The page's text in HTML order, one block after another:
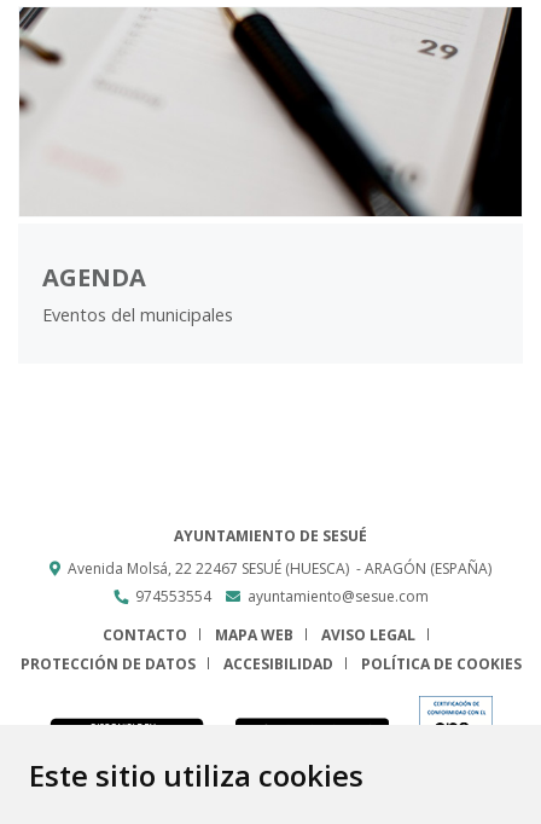
Este sitio utiliza cookies
AGENDA
Eventos del municipales
AYUNTAMIENTO DE SESUÉ
Avenida Molsá, 2222467 SESUÉ (HUESCA) - ARAGÓN (ESPAÑA)
974553554
ayuntamiento@sesue.com
CONTACTO
MAPA WEB
AVISO LEGAL
PROTECCIÓN DE DATOS
ACCESIBILIDAD POLÍTICA DE COOKIES